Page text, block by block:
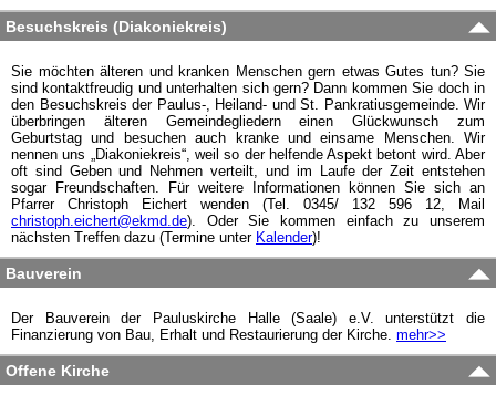
Besuchskreis (Diakoniekreis)
Sie möchten älteren und kranken Menschen gern etwas Gutes tun? Sie
sind kontaktfreudig und unterhalten sich gern? Dann kommen Sie doch in
den Besuchskreis der Paulus-, Heiland- und St. Pankratiusgemeinde. Wir
überbringen älteren Gemeindegliedern einen Glückwunsch zum
Geburtstag und besuchen auch kranke und einsame Menschen. Wir
nennen uns „Diakoniekreis“, weil so der helfende Aspekt betont wird. Aber
oft sind Geben und Nehmen verteilt, und im Laufe der Zeit entstehen
sogar Freundschaften. Für weitere Informationen können Sie sich an
Pfarrer Christoph Eichert wenden (Tel. 0345/ 132 596 12, Mail
christoph.eichert@ekmd.de). Oder Sie kommen einfach zu unserem
nächsten Treffen dazu (Termine unter Kalender)!
Bauverein
Der Bauverein der Pauluskirche Halle (Saale) e.V. unterstützt die
Finanzierung von Bau, Erhalt und Restaurierung der Kirche. mehr>>
Offene Kirche